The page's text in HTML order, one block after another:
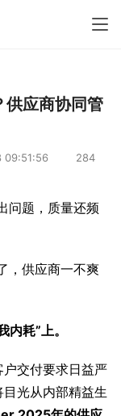
供应商协同管
09:51:56 284
问题，质量还频
，供应商一不爽
耗”上。
交付要求日益严
光从内部精益生